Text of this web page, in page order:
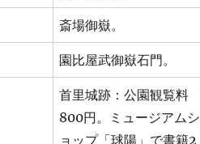
斎場御嶽。
園比屋武御嶽石門。
首里城跡：公園観覧料
800円。ミュージアムシ
ョップ「球陽」で書籍2